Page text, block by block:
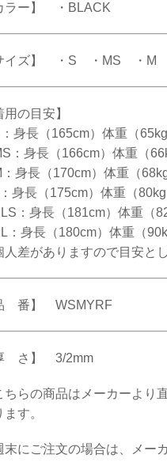
ラー】 ・BLACK
イズ】 ・S ・MS ・
用の目安】
：身長（165cm）体重（65kg
：身長（166cm）体重（
：身長（170cm）体重（68kg
：身長（175cm）体重（80kg
：身長（181cm）体重（
：身長（180cm）体重（
差がありますので目安と
番】 WSMYRF
さ】 3/2mm
らの商品はメーカーより
ます。
にご注文の場合は、メー